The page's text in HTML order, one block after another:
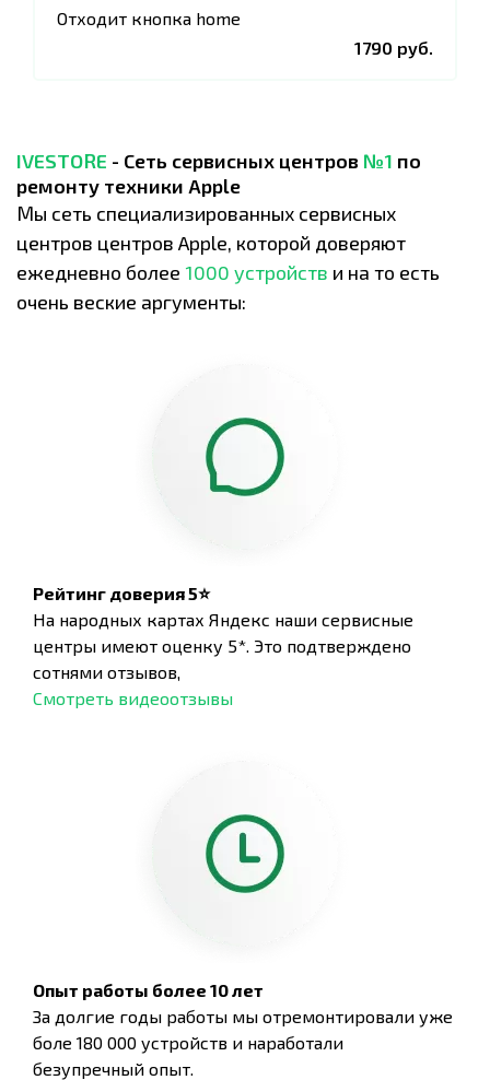
Отходит кнопка home
1790 руб.
IVESTORE - Сеть сервисных центров №1 по
ремонту техники Apple
Мы сеть специализированных сервисных
центров центров Apple, которой доверяют
ежедневно более 1000 устройств и на то есть
очень веские аргументы:
Рейтинг доверия 5⭐
На народных картах Яндекс наши сервисные
центры имеют оценку 5*. Это подтверждено
сотнями отзывов,
Смотреть видеоотзывы
Опыт работы более 10 лет
За долгие годы работы мы отремонтировали уже
боле 180 000 устройств и наработали
безупречный опыт.